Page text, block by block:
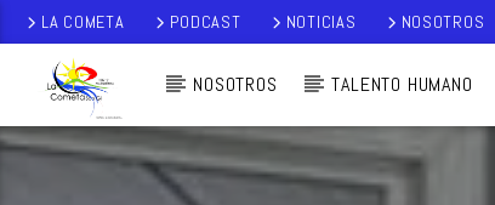
LA COMETA PODCAST NOTICIAS NOSOTROS
NOSOTROS TALENTO HUMANO
AUDIO EN VI